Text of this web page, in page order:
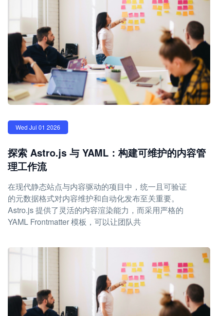
Wed Jul 01 2026
探索 Astro.js 与 YAML：构建可维护的内容管
理工作流
在现代静态站点与内容驱动的项目中，统一且可验证
的元数据格式对内容维护和自动化发布至关重要。
Astro.js 提供了灵活的内容渲染能力，而采用严格的
YAML Frontmatter 模板，可以让团队共